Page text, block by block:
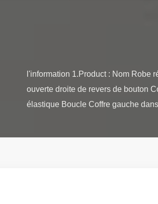
l'information 1.Product : Nom Robe
ouverte droite de revers de bouton
élastique Boucle Coffre gauche